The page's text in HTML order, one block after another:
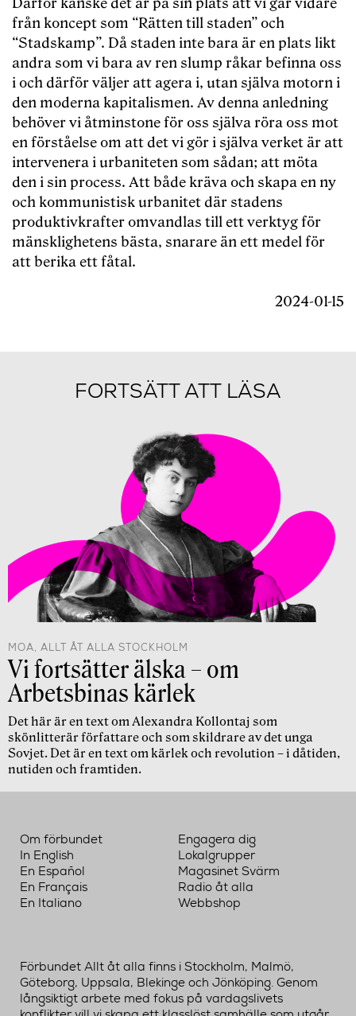
Därför kanske det är på sin plats att vi går vidare
från koncept som “Rätten till staden” och
“Stadskamp”. Då staden inte bara är en plats likt
andra som vi bara av ren slump råkar befinna oss
i och därför väljer att agera i, utan själva motorn i
den moderna kapitalismen. Av denna anledning
behöver vi åtminstone för oss själva röra oss mot
en förståelse om att det vi gör i själva verket är att
intervenera i urbaniteten som sådan; att möta
den i sin process. Att både kräva och skapa en ny
och kommunistisk urbanitet där stadens
produktivkrafter omvandlas till ett verktyg för
mänsklighetens bästa, snarare än ett medel för
att berika ett fåtal.
2024-01-15
FORTSÄTT ATT LÄSA
MOA, ALLT ÅT ALLA STOCKHOLM
Vi fortsätter älska – om
Arbetsbinas kärlek
Det här är en text om Alexandra Kollontaj som
skönlitterär författare och som skildrare av det unga
Sovjet. Det är en text om kärlek och revolution – i dåtiden,
nutiden och framtiden.
Om förbundet
In English
En Español
En Français
En Italiano
Engagera dig
Lokalgrupper
Magasinet Svärm
Radio åt alla
Webbshop
Förbundet Allt åt alla finns i Stockholm, Malmö,
Göteborg, Uppsala, Blekinge och Jönköping. Genom
långsiktigt arbete med fokus på vardagslivets